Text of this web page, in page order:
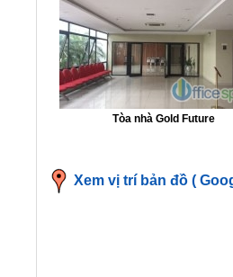
Tòa nhà Gold Future
Xem vị trí bản đồ (